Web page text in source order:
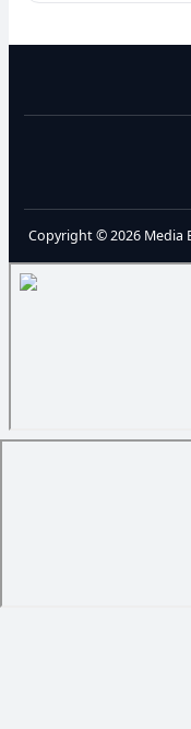
Copyright © 2026 Media